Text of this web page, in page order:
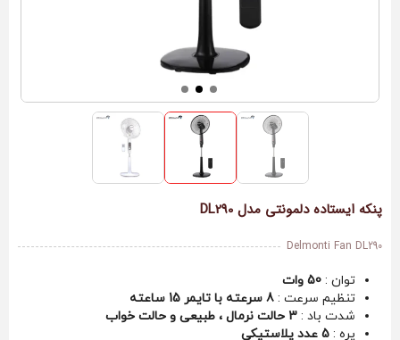
پنکه ایستاده دلمونتی مدل DL290
Delmonti Fan DL290
توان : 50 وات
تنظیم سرعت : 8 سرعته با تایمر 15 ساعته
شدت باد : 3 حالت نرمال ، طبیعی و حالت خواب
پره : 5 عدد پلاستیکی